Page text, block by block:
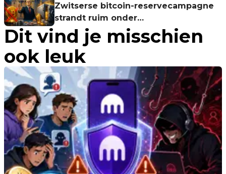
Zwitserse bitcoin-reservecampagne
strandt ruim onder
referendumdrempel
Dit vind je misschien
ook leuk